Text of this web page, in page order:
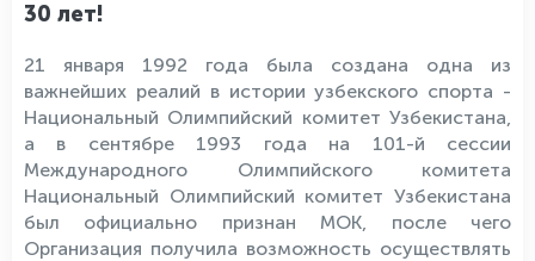
30 лет!
21 января 1992 года была создана одна из
важнейших реалий в истории узбекского спорта -
Национальный Олимпийский комитет Узбекистана,
а в сентябре 1993 года на 101-й сессии
Международного Олимпийского комитета
Национальный Олимпийский комитет Узбекистана
был официально признан МОК, после чего
Организация получила возможность осуществлять